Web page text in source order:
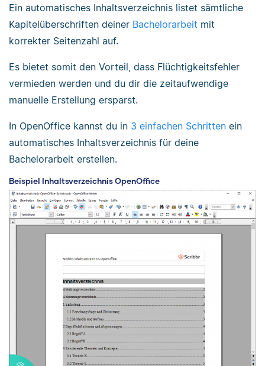
Ein automatisches Inhaltsverzeichnis listet sämtliche
Kapitelüberschriften deiner Bachelorarbeit mit
korrekter Seitenzahl auf.
Es bietet somit den Vorteil, dass Flüchtigkeitsfehler
vermieden werden und du dir die zeitaufwendige
manuelle Erstellung ersparst.
In OpenOffice kannst du in 3 einfachen Schritten ein
automatisches Inhaltsverzeichnis für deine
Bachelorarbeit erstellen.
Beispiel Inhaltsverzeichnis OpenOffice